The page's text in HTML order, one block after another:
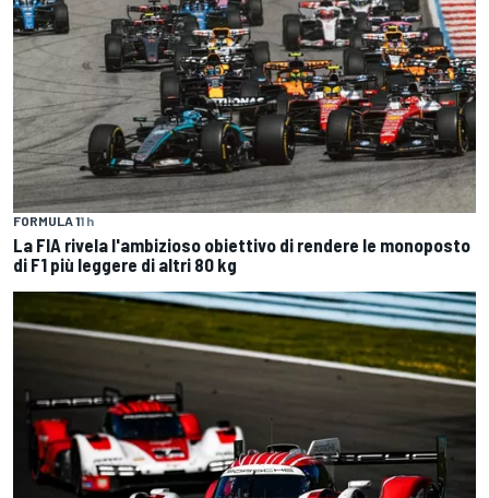
FORMULA 11 h
La FIA rivela l'ambizioso obiettivo di rendere le monoposto
di F1 più leggere di altri 80 kg